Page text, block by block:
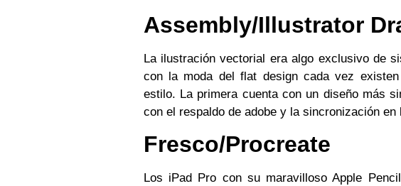
Assembly/Illustrator
La ilustración vectorial era algo exclusivo de
con la moda del flat design cada vez
estilo. La primera cuenta con un diseño más
con el respaldo de adobe y la sincronización en
Fresco/Procreate
Los iPad Pro con su maravilloso Apple